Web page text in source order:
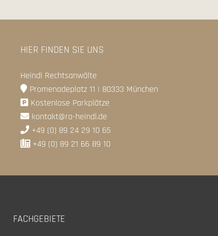
HIER FINDEN SIE UNS
Heindl Rechtsanwälte
Promenadeplatz 11 | 80333 München
Kostenlose Parkplätze
kontakt@ra-heindl.de
+49 (0) 89 24 29 10 65
+49 (0) 89 21 66 89 10
FACHGEBIETE